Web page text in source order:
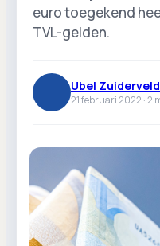
euro toegekend
TVL-gelden.
Ubel Zuiderveld
21 februari 2022 ·2